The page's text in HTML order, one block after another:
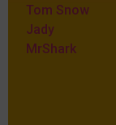
Tom Snow
Jady
MrShark